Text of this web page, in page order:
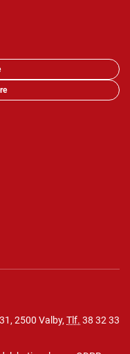
2500 Valby, Tlf. 38 32 33